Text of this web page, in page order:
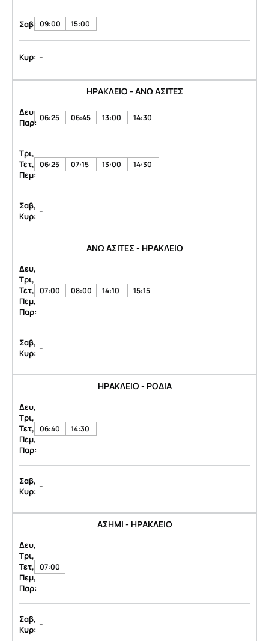
Σαβ: 09:00 15:00
Κυρ: -
ΗΡΑΚΛΕΙΟ - ΑΝΩ ΑΣΙΤΕΣ
Δευ,
Παρ: 06:25 06:45 13:00 14:30
Τρι,
Τετ,
Πεμ:
06:25 07:15 13:00 14:30
Σαβ,
Κυρ: -
ΑΝΩ ΑΣΙΤΕΣ - ΗΡΑΚΛΕΙΟ
Δευ,
Τρι,
Τετ,
Πεμ,
Παρ:
07:00 08:00 14:10 15:15
Σαβ,
Κυρ: -
ΗΡΑΚΛΕΙΟ - ΡΟΔΙΑ
Δευ,
Τρι,
Τετ,
Πεμ,
Παρ:
06:40 14:30
Σαβ,
Κυρ: -
ΑΣΗΜΙ - ΗΡΑΚΛΕΙΟ
Δευ,
Τρι,
Τετ,
Πεμ,
Παρ:
07:00
Σαβ,
Κυρ: -